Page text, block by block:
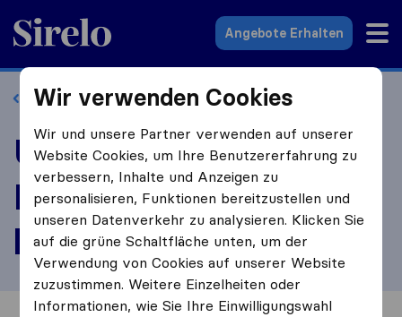
Sirelo.at
Angebote Erhalten
Zurück zum Profil
Umzug-Übersiedlung-
Entrümpelung Moni
bewerten
Wir verwenden Cookies
Wir und unsere Partner verwenden auf unserer
Website Cookies, um Ihre Benutzererfahrung zu
verbessern, Inhalte und Anzeigen zu
personalisieren, Funktionen bereitzustellen und
unseren Datenverkehr zu analysieren. Klicken Sie
auf die grüne Schaltfläche unten, um der
Verwendung von Cookies auf unserer Website
zuzustimmen. Weitere Einzelheiten oder
Informationen, wie Sie Ihre Einwilligungswahl